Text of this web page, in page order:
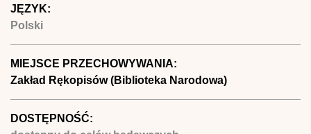
JĘZYK:
Polski
MIEJSCE PRZECHOWYWANIA:
Zakład Rękopisów (Biblioteka Narodowa)
DOSTĘPNOŚĆ: